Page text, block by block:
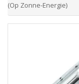
(op Zonne-Energie)